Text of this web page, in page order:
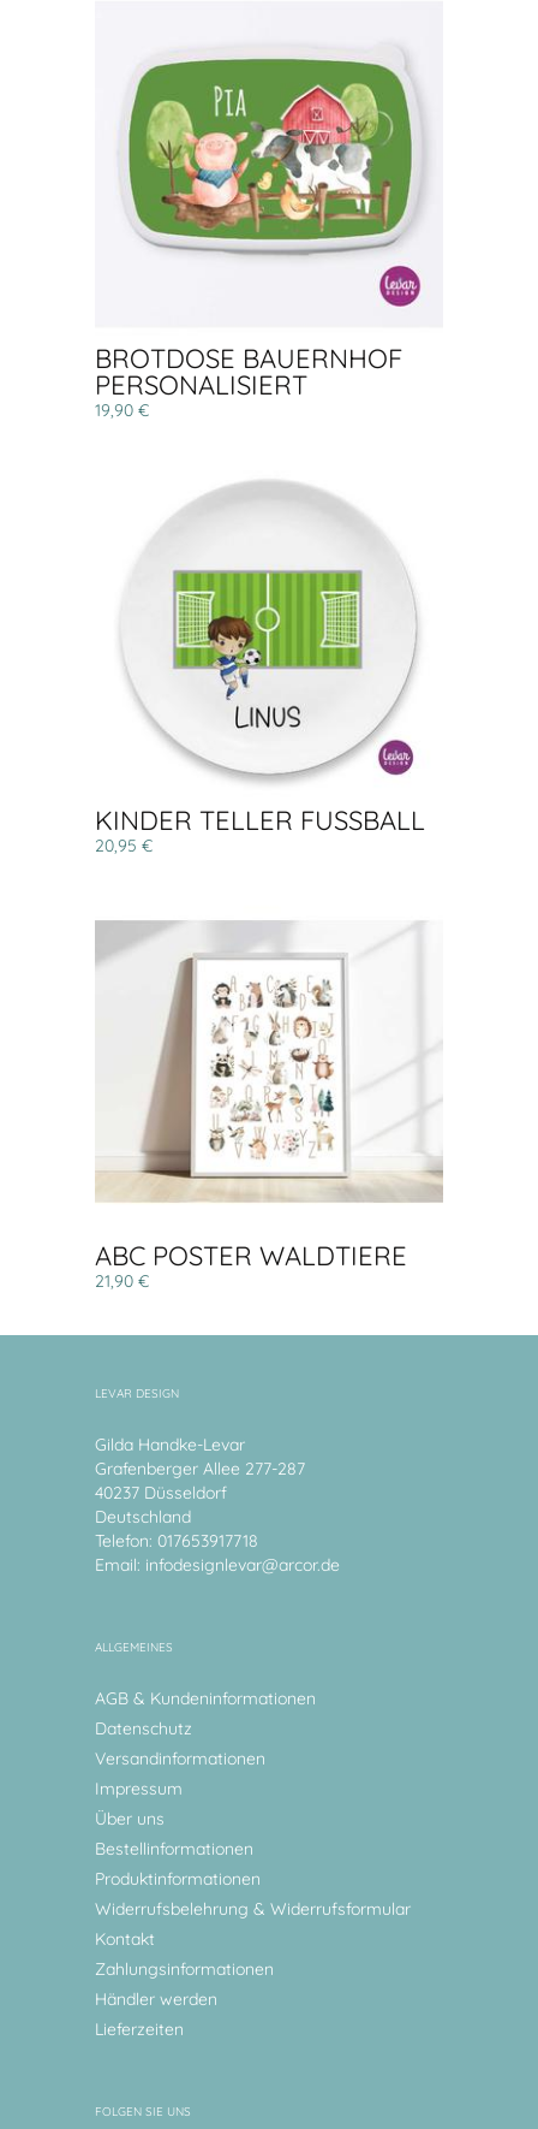
BROTDOSE BAUERNHOF
PERSONALISIERT
19,90 €
KINDER TELLER FUSSBALL
20,95 €
ABC POSTER WALDTIERE
21,90 €
LEVAR DESIGN
Gilda Handke-Levar
Grafenberger Allee 277-287
40237 Düsseldorf
Deutschland
Telefon: 017653917718
Email: infodesignlevar@arcor.de
ALLGEMEINES
AGB & Kundeninformationen
Datenschutz
Versandinformationen
Impressum
Über uns
Bestellinformationen
Produktinformationen
Widerrufsbelehrung & Widerrufsformular
Kontakt
Zahlungsinformationen
Händler werden
Lieferzeiten
FOLGEN SIE UNS